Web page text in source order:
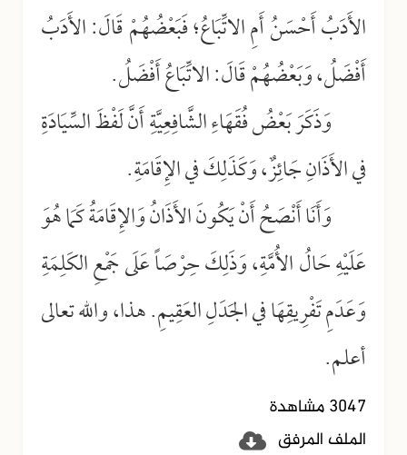
الأَدَبُ أَحْسَنُ أَمِ الاتِّبَاعُ؛ فَبَعْضُهُمْ قَالَ: الأَدَبُ
أَفْضَلُ، وَبَعْضُهُمْ قَالَ: الاتِّبَاعُ أَفْضَلُ.
وَذَكَرَ بَعْضُ فُقَهَاءِ الشَّافِعِيَّةِ أَنَّ لَفْظَ السِّيَادَةِ
في الأَذَانِ جَائِزٌ، وَكَذَلِكَ في الإِقَامَةِ.
وَأَنَا أَنْصَحُ أَنْ يَكُونَ الأَذَانُ وَالإِقَامَةُ كَمَا هُوَ
عَلَيْهِ حَالُ الأُمَّةِ، وَذَلِكَ حِرْصَاً عَلَى جَمْعِ الكَلِمَةِ
وَعَدَمِ تَفْرِيقِهَا في الجَدَلِ العَقِيمِ. هذا، والله تعالى
أعلم.
3047 مشاهدة
الملف المرفق